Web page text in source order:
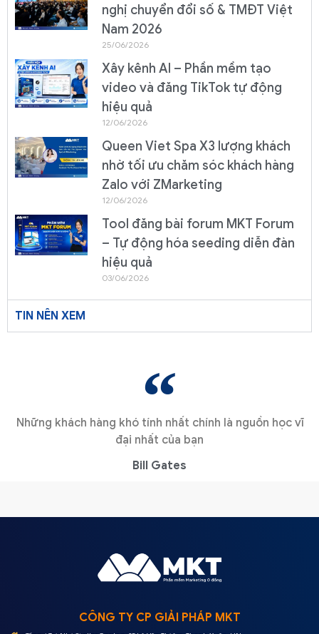
nghị chuyển đổi số & TMĐT Việt
Nam 2026
25/06/2026
Xây kênh AI – Phần mềm tạo
video và đăng TikTok tự động
hiệu quả
12/06/2026
Queen Viet Spa X3 lượng khách
nhờ tối ưu chăm sóc khách hàng
Zalo với ZMarketing
12/06/2026
Tool đăng bài forum MKT Forum
– Tự động hóa seeding diễn đàn
hiệu quả
03/06/2026
TIN NÊN XEM
Những khách hàng khó tính nhất chính là nguồn học vĩ
đại nhất của bạn
Bill Gates
CÔNG TY CP GIẢI PHÁP MKT